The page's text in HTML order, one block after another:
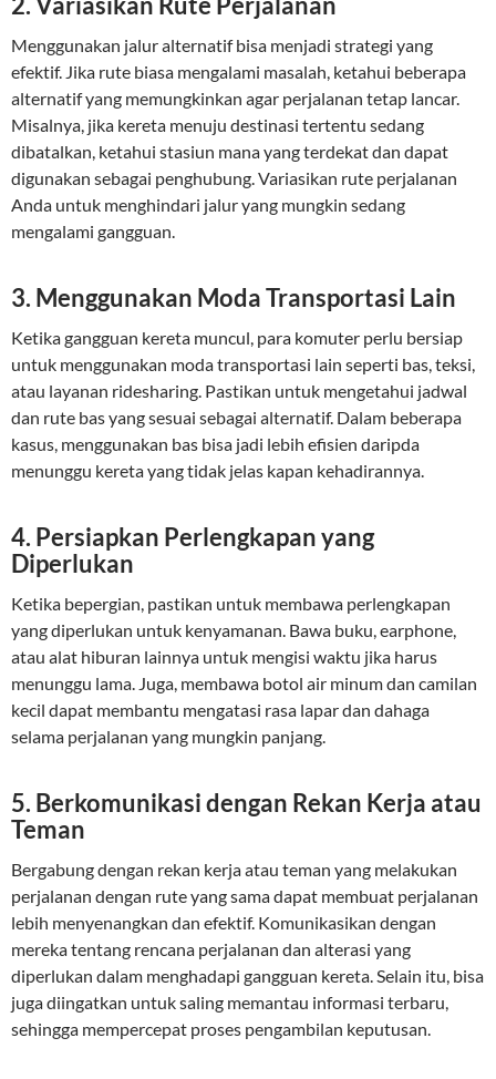
Menggunakan jalur alternatif bisa menjadi strategi yang
efektif. Jika rute biasa mengalami masalah, ketahui beberapa
alternatif yang memungkinkan agar perjalanan tetap lancar.
Misalnya, jika kereta menuju destinasi tertentu sedang
dibatalkan, ketahui stasiun mana yang terdekat dan dapat
digunakan sebagai penghubung. Variasikan rute perjalanan
Anda untuk menghindari jalur yang mungkin sedang
mengalami gangguan.
3. Menggunakan Moda Transportasi Lain
Ketika gangguan kereta muncul, para komuter perlu bersiap
untuk menggunakan moda transportasi lain seperti bas, teksi,
atau layanan ridesharing. Pastikan untuk mengetahui jadwal
dan rute bas yang sesuai sebagai alternatif. Dalam beberapa
kasus, menggunakan bas bisa jadi lebih efisien daripda
menunggu kereta yang tidak jelas kapan kehadirannya.
4. Persiapkan Perlengkapan yang
Diperlukan
Ketika bepergian, pastikan untuk membawa perlengkapan
yang diperlukan untuk kenyamanan. Bawa buku, earphone,
atau alat hiburan lainnya untuk mengisi waktu jika harus
menunggu lama. Juga, membawa botol air minum dan camilan
kecil dapat membantu mengatasi rasa lapar dan dahaga
selama perjalanan yang mungkin panjang.
5. Berkomunikasi dengan Rekan Kerja atau
Teman
Bergabung dengan rekan kerja atau teman yang melakukan
perjalanan dengan rute yang sama dapat membuat perjalanan
lebih menyenangkan dan efektif. Komunikasikan dengan
mereka tentang rencana perjalanan dan alterasi yang
diperlukan dalam menghadapi gangguan kereta. Selain itu, bisa
juga diingatkan untuk saling memantau informasi terbaru,
sehingga mempercepat proses pengambilan keputusan.